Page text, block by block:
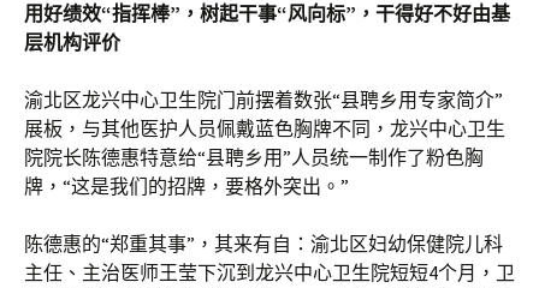
用好绩效“指挥棒”，树起干事“风向标”，干得好不好由基
层机构评价
渝北区龙兴中心卫生院门前摆着数张“县聘乡用专家简介”
展板，与其他医护人员佩戴蓝色胸牌不同，龙兴中心卫生
院院长陈德惠特意给“县聘乡用”人员统一制作了粉色胸
牌，“这是我们的招牌，要格外突出。”
陈德惠的“郑重其事”，其来有自：渝北区妇幼保健院儿科
主任、主治医师王莹下沉到龙兴中心卫生院短短4个月，卫